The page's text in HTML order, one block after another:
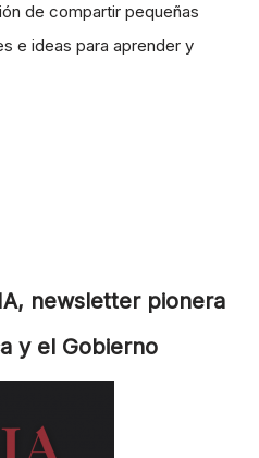
de compartir pequeñas
e ideas para aprender y
newsletter pionera
y el Gobierno